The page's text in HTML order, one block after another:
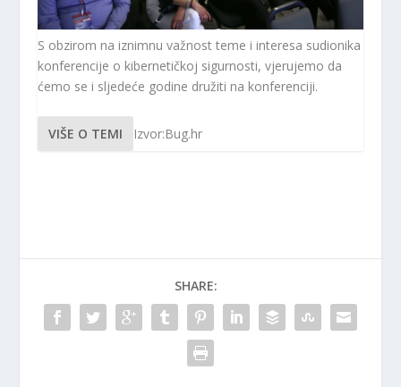
S obzirom na iznimnu važnost teme i interesa sudionika
konferencije o kibernetičkoj sigurnosti, vjerujemo da
ćemo se i sljedeće godine družiti na konferenciji.
VIŠE O TEMI Izvor:Bug.hr
SHARE: